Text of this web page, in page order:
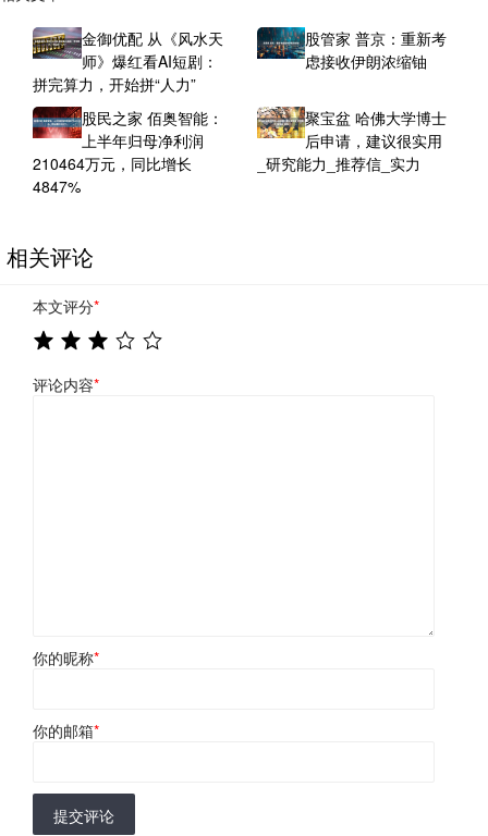
金御优配 从《风水天
师》爆红看AI短剧：
拼完算力，开始拼“人力”
股管家 普京：重新考
虑接收伊朗浓缩铀
股民之家 佰奥智能：
上半年归母净利润
210464万元，同比增长
4847%
聚宝盆 哈佛大学博士
后申请，建议很实用
_研究能力_推荐信_实力
相关评论
本文评分*
评论内容*
你的昵称*
你的邮箱*
提交评论